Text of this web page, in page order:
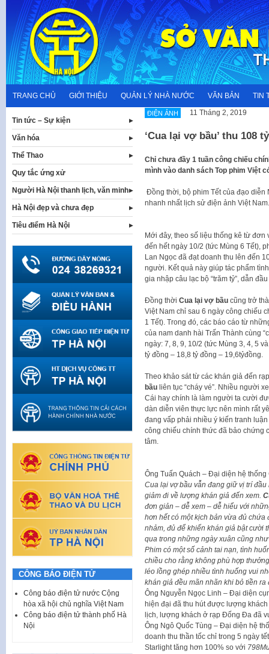
content
TRANG CHỦ GIỚI THIỆU QUẢN LÝ NHÀ NƯỚC VĂN BẢN TIN
ĐIỆN ẢNH 11 Tháng 2, 2019
‘Cua lại vợ bầu’ thu 108
Chỉ chưa đầy 1 tuần công chiếu
mình vào danh sách Top phim Việt
Đồng thời, bộ phim Tết của đạo diễn
nhanh nhất lịch sử điện ảnh Việt Nam.
Mới đây, theo số liệu thống kê từ
đến hết ngày 10/2 (tức Mùng 6 Tết),
Lan Ngọc đã đạt doanh thu lên đến
người. Kết quả này giúp tác phẩm
gia nhập câu lạc bộ “trăm tỷ”, dẫn
Đồng thời Cua lại vợ bầucũng trở
Việt Nam chỉ sau 6 ngày công chiếu
1 Tết). Trong đó, các báo cáo từ
của nam danh hài Trấn Thành cùng
ngày: 7, 8, 9, 10/2 (tức Mùng 3, 4, 5
tỷ đồng – 18,8 tỷ đồng – 19,6tỷđồng.
Theo khảo sát từ các khán giả đến
bầuliên tục “cháy vé”. Nhiều người
Cái hay chính là làm người ta cười
dàn diễn viên thực lực nên mình rất
đang vấp phải nhiều ý kiến tranh
công chiếu chính thức đã bảo chứng
tâm.
Ông Tuấn Quách – Đại diện hệ thống
Cua lại vợ bầu vẫn đang giữ vị trí
giảm đi về lượng khán giả đến xem.
đơn giản – dễ xem – dễ hiểu với
hơn hết có một kịch bản vừa đủ
nhảm, đủ để khiến khán giả bật cười
qua trong những ngày xuân cũng
Phim có một số cảnh tai nạn, tình
chiều cho rằng không phù hợp
léo lồng ghép nhiều tình huống vui
khán giả đều mãn nhãn khi bỏ tiền ra
Ông Nguyễn Ngọc Linh – Đại diện
hiện đại đã thu hút được lượng
lịch, lượng khách ở rạp Đống Đa đã
Ông Ngô Quốc Tùng – Đại diện hệ
doanh thu thần tốc chỉ trong 5 ngày
Starlight tăng hơn 100% so với
Tin tức – Sự kiện
Văn hóa
Thể Thao
Quy tắc ứng xử
Người Hà Nội thanh lịch, văn minh
Hà Nội đẹp và chưa đẹp
Tiêu điểm Hà Nội
CÔNG BÁO ĐIỆN TỬ
Công báo điện tử nước Cộng
hòa xã hội chủ nghĩa Việt Nam
Công báo điện tử thành phố Hà
Nội